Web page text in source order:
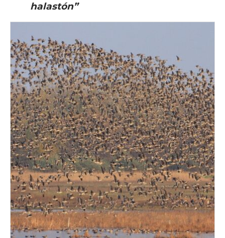
halastón”